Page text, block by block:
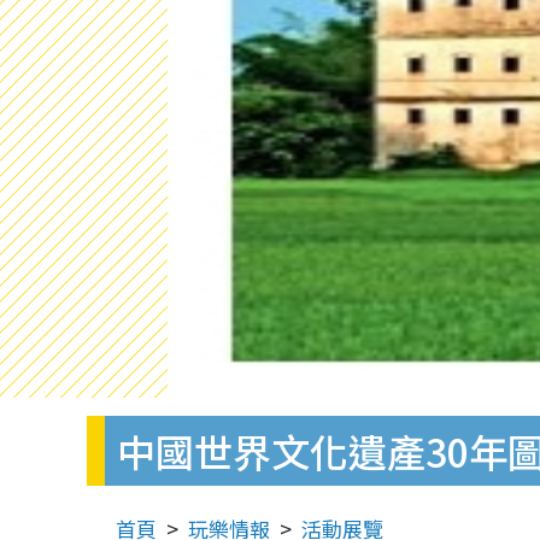
中國世界文化遺產30年
首頁 玩樂情報 活動展覽